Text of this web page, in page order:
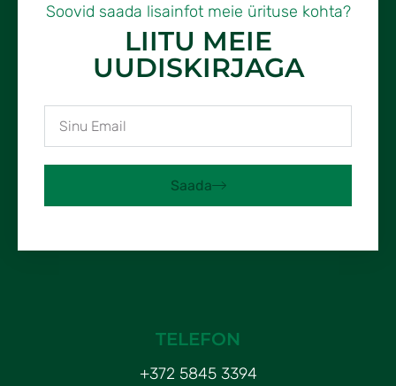
Soovid saada lisainfot meie ürituse kohta?
LIITU MEIE
UUDISKIRJAGA
Saada
TELEFON
+372 5845 3394